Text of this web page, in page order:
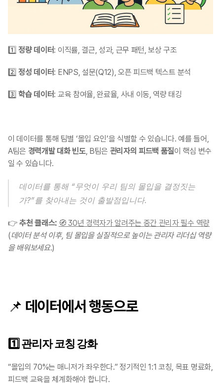
1️⃣ 정량 데이터: 이직률, 결근, 성과, 근무 패턴, 보상 구조
2️⃣ 정성 데이터: ENPS, 설문(Q12), 오픈 피드백 텍스트 분석
3️⃣ 학습 데이터: 교육 참여율, 완료율, 사내 이동, 역량 태깅
이 데이터를 통해 팀별 ‘몰입 요인’을 식별할 수 있습니다. 예를 들어,
A팀은 경력개발 대화 빈도, B팀은 관리자의 피드백 품질이 핵심 변수
일 수 있습니다.
데이터를 통해 “무엇이 우리 팀의 몰입을 결정짓는
가?”를 찾아내는 것이 출발점입니다.
👉 추천 클래스: 🧭 30년 경력자가 알려주는 중간 관리자 필수 역량
(데이터 분석 이후, 팀 몰입을 실질적으로 높이는 관리자 리더십 역량
을 배워보세요.)
📌 데이터에서 행동으로
1️⃣ 관리자 코칭 강화
“몰입의 70%는 매니저가 좌우한다.” 정기적인 1:1 코칭, 목표 명료화,
피드백 교육을 체계화해야 합니다.